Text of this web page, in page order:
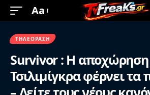
Aa
ΤΗΛΕΌΡΑΣΗ
Survivor : Η αποχώρηση
Τσιλιμίγκρα φέρνει